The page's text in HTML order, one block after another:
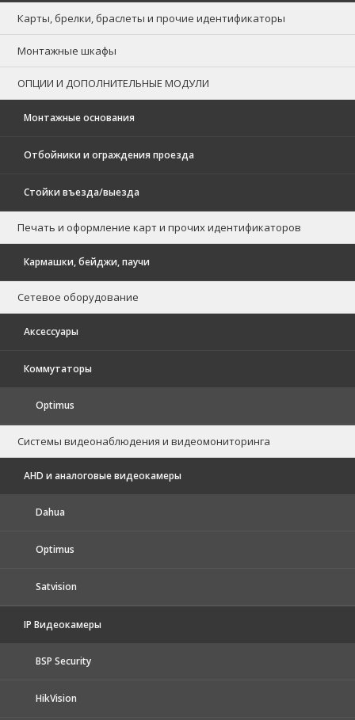
Карты, брелки, браслеты и прочие идентификаторы
Монтажные шкафы
ОПЦИИ И ДОПОЛНИТЕЛЬНЫЕ МОДУЛИ
Монтажные основания
Отбойники и ограждения проезда
Стойки въезда/выезда
Печать и оформление карт и прочих идентификаторов
Кармашки, бейджи, паучи
Сетевое оборудование
Аксессуары
Коммутаторы
Optimus
Системы видеонаблюдения и видеомониторинга
AHD и аналоговые видеокамеры
Dahua
Optimus
Satvision
IP Видеокамеры
BSP Security
HikVision